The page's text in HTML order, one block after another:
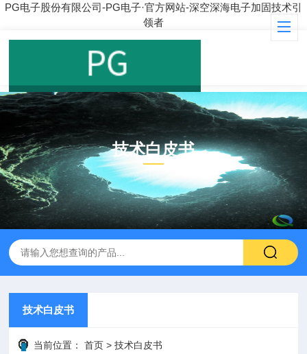
PG电子股份有限公司-PG电子·官方网站-深空深海电子加固技术引
领者
技术白皮书
ARTICLE
技术白皮书
当前位置：首页 >技术白皮书